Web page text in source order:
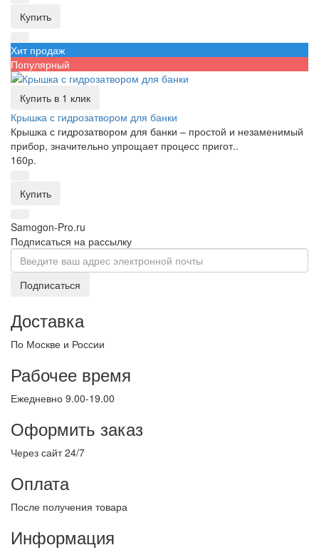
Купить
Хит продаж
Популярный
Купить в 1 клик
Крышка с гидрозатвором для банки
Крышка с гидрозатвором для банки – простой и незаменимый
прибор, значительно упрощает процесс пригот..
160р.
Купить
Samogon-Pro.ru
Подписаться на рассылку
Подписаться
Доставка
По Москве и России
Рабочее время
Ежедневно 9.00-19.00
Оформить заказ
Через сайт 24/7
Оплата
После получения товара
Информация